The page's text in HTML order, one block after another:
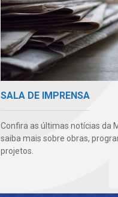
SALA DE IMPRENSA
Confira as últimas notícias da
saiba mais sobre obras,
projetos.